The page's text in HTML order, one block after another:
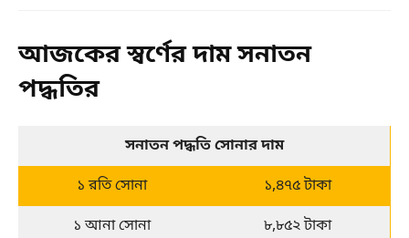
আজকের স্বর্ণের দাম সনাতন
পদ্ধতির
সনাতন পদ্ধতি সোনার দাম
১ রতি সোনা
১,৪৭৫ টাকা
১ আনা সোনা
৮,৮৫২ টাকা